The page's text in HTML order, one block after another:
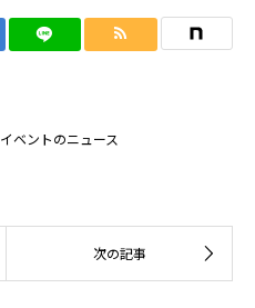
イベントのニュース